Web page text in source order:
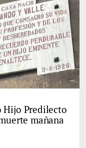
Hijo Predilecto
mañana